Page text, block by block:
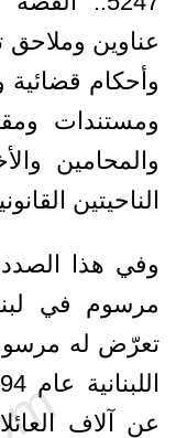
عناوين
وأحكام قضائية
ومستندات
والمحامين
الناحيتين
وفي هذا
مرسوم في
تعرّض له
عن آلاف